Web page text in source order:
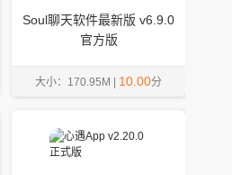
Soul聊天软件最新版 v6.9.0
官方版
大小：170.95M | 10.00分